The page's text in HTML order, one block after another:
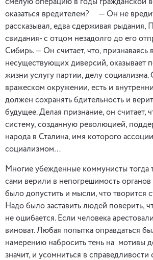
смелую операцию в годы гражданской
оказаться вредителем? — Он не
рассказывал, едва сдерживая рыдания,
свидания- с отцом незадолго до его
Сибирь. — Он считает, что, признаваясь
несуществующих диверсий, оказывает
жизни услугу партии, делу социализма.
вражеском окружении, есть и
должен сохранять бдительность и
будущее. Делая признание, он считает,
систему, созданную революцией,
народа в Сталина, имя которого
Многие убежденные коммунисты тогда
сами верили в непогрешимость органов
было допустить и мысли, что творится
Надо было заставить людей поверить,
не ошибается. Если человека
виноват. Любая попытка оправдаться
намерению набросить тень на мотивы
значит, и усомниться в справедливости